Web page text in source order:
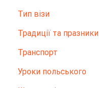
Тип візи
Традиції та празники
Транспорт
Уроки польського